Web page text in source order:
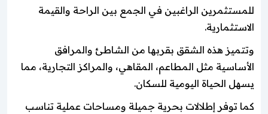
للمستثمرين الراغبين في الجمع بين الراحة والقيمة
الاستثمارية.
وتتميز هذه الشقق بقربها من الشاطئ والمرافق
الأساسية مثل المطاعم، المقاهي، والمراكز التجارية، مما
يسهل الحياة اليومية للسكان.
كما توفر إطلالات بحرية جميلة ومساحات عملية تناسب